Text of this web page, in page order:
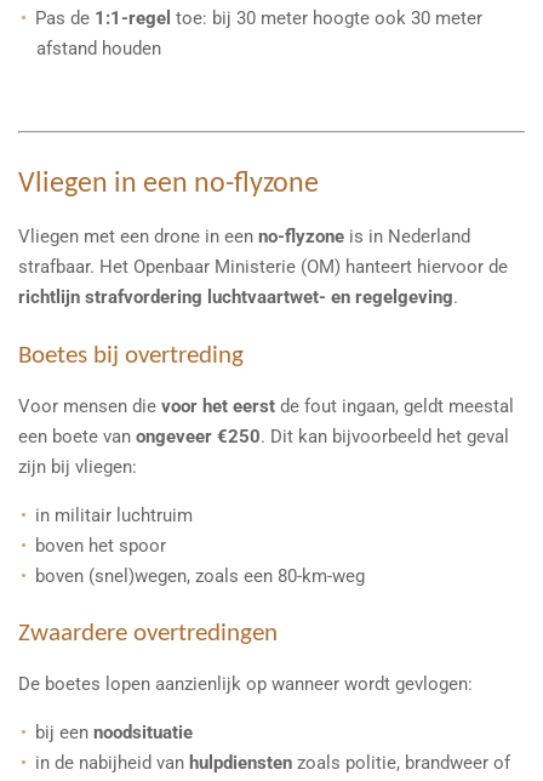
Pas de 1:1-regel toe: bij 30 meter hoogte ook 30 meter
afstand houden
Vliegen in een no-flyzone
Vliegen met een drone in een no-flyzone is in Nederland
strafbaar. Het Openbaar Ministerie (OM) hanteert hiervoor de
richtlijn strafvordering luchtvaartwet- en regelgeving.
Boetes bij overtreding
Voor mensen die voor het eerst de fout ingaan, geldt meestal
een boete van ongeveer €250. Dit kan bijvoorbeeld het geval
zijn bij vliegen:
in militair luchtruim
boven het spoor
boven (snel)wegen, zoals een 80-km-weg
Zwaardere overtredingen
De boetes lopen aanzienlijk op wanneer wordt gevlogen:
bij een noodsituatie
in de nabijheid van hulpdiensten zoals politie, brandweer of